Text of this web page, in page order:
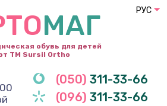
МАГ
обувь для детей
ТМ Sursil Ortho
(050) 311-33-66
(096) 311-33-66
РУС